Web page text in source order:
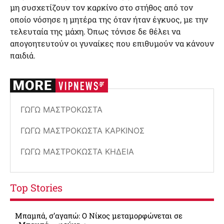
μη συσχετίζουν τον καρκίνο στο στήθος από τον
οποίο νόσησε η μητέρα της όταν ήταν έγκυος, με την
τελευταία της μάχη. Όπως τόνισε δε θέλει να
απογοητευτούν οι γυναίκες που επιθυμούν να κάνουν
παιδιά.
ΓΩΓΏ ΜΑΣΤΡΟΚΏΣΤΑ
ΓΩΓΏ ΜΑΣΤΡΟΚΏΣΤΑ ΚΑΡΚΊΝΟΣ
ΓΩΓΏ ΜΑΣΤΡΟΚΏΣΤΑ ΚΗΔΕΊΑ
Top Stories
Μπαμπά, σ’αγαπώ: O Νίκος μεταμορφώνεται σε